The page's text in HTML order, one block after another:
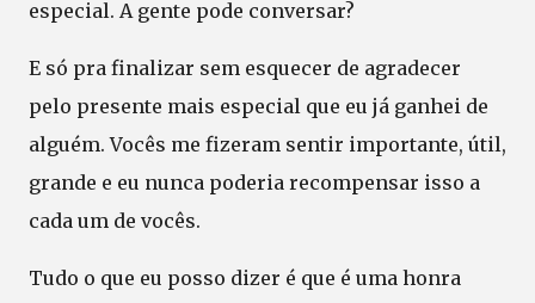
especial. A gente pode conversar?
E só pra finalizar sem esquecer de agradecer
pelo presente mais especial que eu já ganhei de
alguém. Vocês me fizeram sentir importante, útil,
grande e eu nunca poderia recompensar isso a
cada um de vocês.
Tudo o que eu posso dizer é que é uma honra